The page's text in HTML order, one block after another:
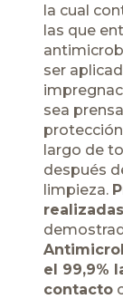
la cual
las que
ser
sea
largo de
después
limpieza.
el 99,9%
contacto